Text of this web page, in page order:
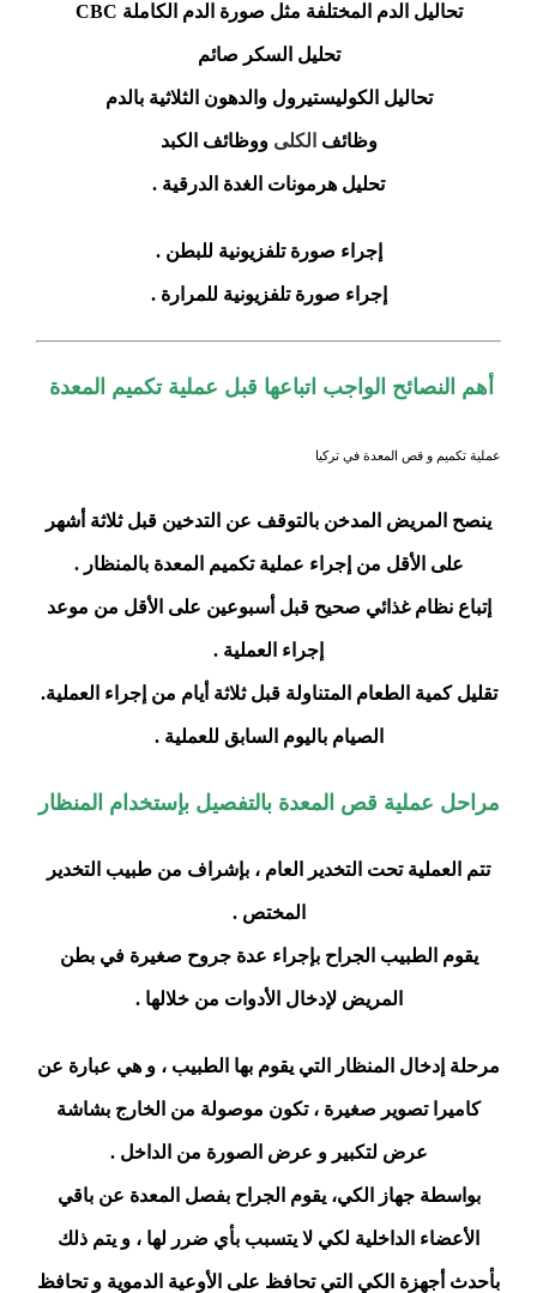
تحاليل الدم المختلفة مثل صورة الدم الكاملة CBC
تحليل السكر صائم
تحاليل الكوليستيرول والدهون الثلاثية بالدم
وظائف الكلى ووظائف الكبد
تحليل هرمونات الغدة الدرقية .
إجراء صورة تلفزيونية للبطن .
إجراء صورة تلفزيونية للمرارة .
أهم النصائح الواجب اتباعها قبل عملية تكميم المعدة
عملية تكميم و قص المعدة في تركيا
ينصح المريض المدخن بالتوقف عن التدخين قبل ثلاثة أشهر
على الأقل من إجراء عملية تكميم المعدة بالمنظار .
إتباع نظام غذائي صحيح قبل أسبوعين على الأقل من موعد
إجراء العملية .
تقليل كمية الطعام المتناولة قبل ثلاثة أيام من إجراء العملية.
الصيام باليوم السابق للعملية .
مراحل عملية قص المعدة بالتفصيل بإستخدام المنظار
تتم العملية تحت التخدير العام ، بإشراف من طبيب التخدير
المختص .
يقوم الطبيب الجراح بإجراء عدة جروح صغيرة في بطن
المريض لإدخال الأدوات من خلالها .
مرحلة إدخال المنظار التي يقوم بها الطبيب ، و هي عبارة عن
كاميرا تصوير صغيرة ، تكون موصولة من الخارج بشاشة
عرض لتكبير و عرض الصورة من الداخل .
بواسطة جهاز الكي، يقوم الجراح بفصل المعدة عن باقي
الأعضاء الداخلية لكي لا يتسبب بأي ضرر لها ، و يتم ذلك
بأحدث أجهزة الكي التي تحافظ على الأوعية الدموية و تحافظ